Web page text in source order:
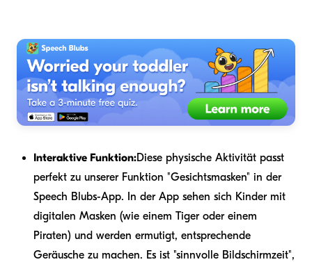
Interaktive Funktion:Diese physische Aktivität passt
perfekt zu unserer Funktion "Gesichtsmasken" in der
Speech Blubs-App. In der App sehen sich Kinder mit
digitalen Masken (wie einem Tiger oder einem
Piraten) und werden ermutigt, entsprechende
Geräusche zu machen. Es ist "sinnvolle Bildschirmzeit",